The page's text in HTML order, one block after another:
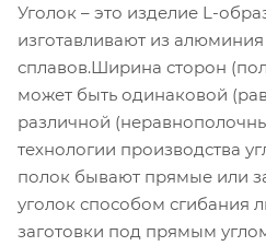
Уголок – это изделие L-
изготавливают из алюминия
сплавов.Ширина сторон
может быть одинаковой
различной
технологии производства
полок бывают прямые или
уголок способом сгибания
заготовки под прямым